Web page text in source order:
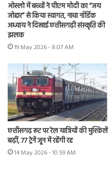
ओस्लो में बच्चों ने पीएम मोदी का “जय
जोहार” से किया स्वागत, नाचा नॉर्डिक
अध्याय ने दिखाई छत्तीसगढ़ी संस्कृति की
झलक
19 May 2026 - 8:07 AM
छत्तीसगढ़ रूट पर रेल यात्रियों की मुश्किलें
बढ़ीं, 77 ट्रेनें जून में रहेंगी रद्द
14 May 2026 - 10:59 AM